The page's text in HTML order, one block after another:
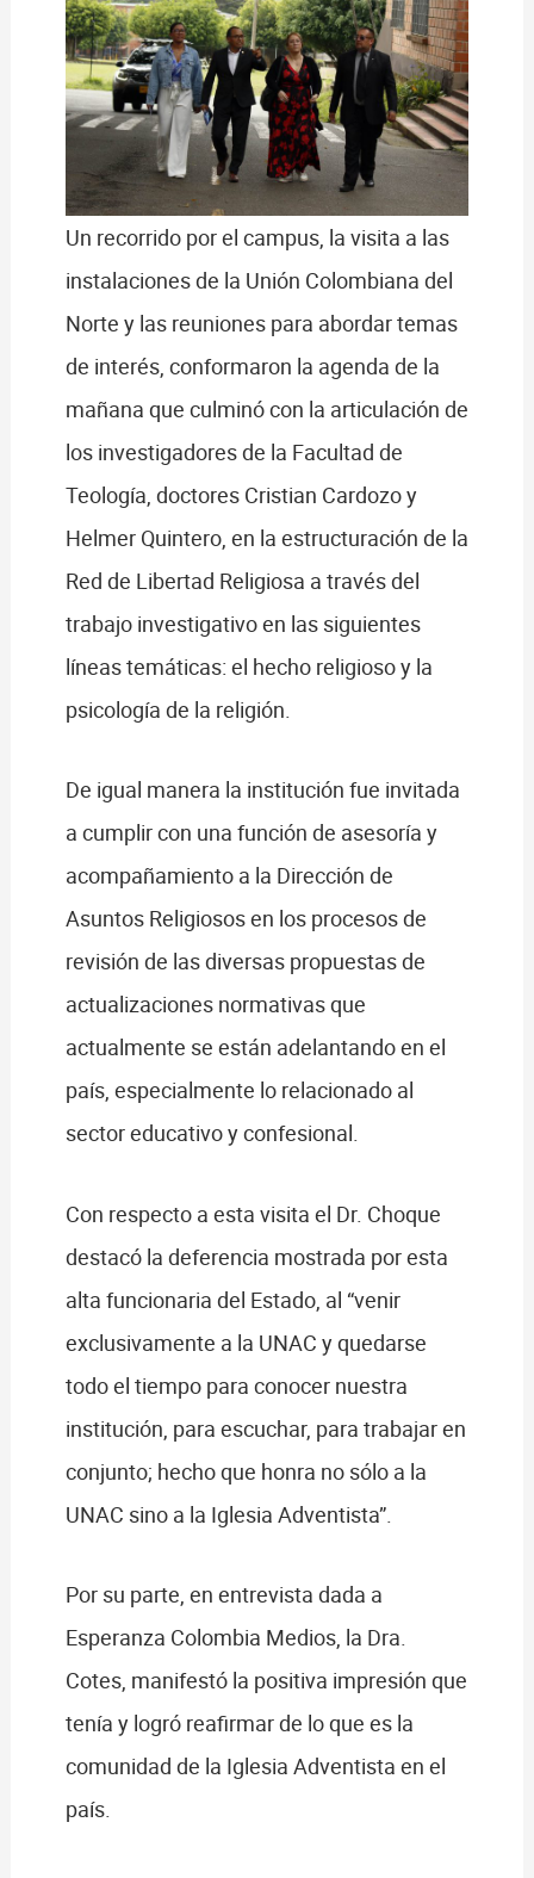
Un recorrido por el campus, la visita a las
instalaciones de la Unión Colombiana del
Norte y las reuniones para abordar temas
de interés, conformaron la agenda de la
mañana que culminó con la articulación de
los investigadores de la Facultad de
Teología, doctores Cristian Cardozo y
Helmer Quintero, en la estructuración de la
Red de Libertad Religiosa a través del
trabajo investigativo en las siguientes
líneas temáticas: el hecho religioso y la
psicología de la religión.
De igual manera la institución fue invitada
a cumplir con una función de asesoría y
acompañamiento a la Dirección de
Asuntos Religiosos en los procesos de
revisión de las diversas propuestas de
actualizaciones normativas que
actualmente se están adelantando en el
país, especialmente lo relacionado al
sector educativo y confesional.
Con respecto a esta visita el Dr. Choque
destacó la deferencia mostrada por esta
alta funcionaria del Estado, al “venir
exclusivamente a la UNAC y quedarse
todo el tiempo para conocer nuestra
institución, para escuchar, para trabajar en
conjunto; hecho que honra no sólo a la
UNAC sino a la Iglesia Adventista”.
Por su parte, en entrevista dada a
Esperanza Colombia Medios, la Dra.
Cotes, manifestó la positiva impresión que
tenía y logró reafirmar de lo que es la
comunidad de la Iglesia Adventista en el
país.